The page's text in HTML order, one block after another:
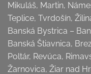
Mikuláš, Martin,
Teplice, Tvrdošín,
Banská Bystrica –
Banská Štiavnica,
Poltár, Revúca,
Žarnovica, Žiar nad